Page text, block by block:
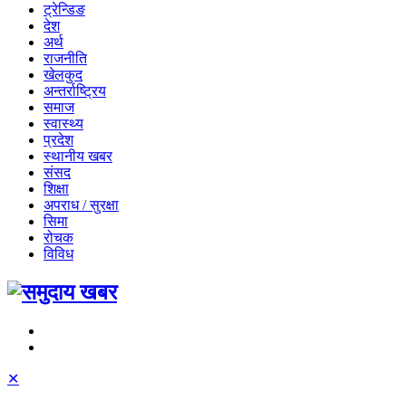
ट्रेन्डिङ
देश
अर्थ
राजनीति
खेलकुद
अन्तर्राष्ट्रिय
समाज
स्वास्थ्य
प्रदेश
स्थानीय खबर
संसद
शिक्षा
अपराध / सुरक्षा
सिमा
रोचक
विविध
✕